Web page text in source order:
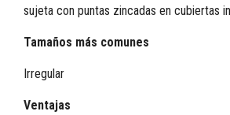
sujeta con puntas zincadas en cubiertas
Tamaños más comunes
Irregular
Ventajas